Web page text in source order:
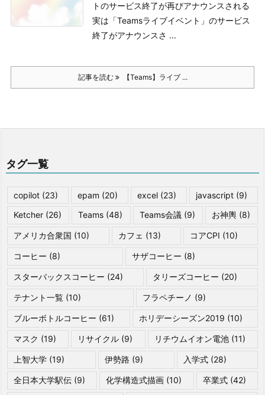
トのサービス終了が再びアナウンスされる
実は「Teamsライブイベント」のサービス
終了がアナウンスさ ...
記事を読む 【Teams】ライブ ...
タグ一覧
copilot (23) epam (20) excel (23) javascript (9)
Ketcher (26) Teams (48) Teams会議 (9) お神輿(8)
アメリカ合衆国 (10) カフェ (13) コアCPI (10)
コーヒー (8) サザコーヒー (8)
スターバックスコーヒー (24) タリーズコーヒー (20)
テナント一覧 (10) フラペチーノ (9)
ブルーボトルコーヒー (61) ホリデーシーズン2019 (10)
マスク (19) リサイクル (9) リチウムイオン電池(11)
上智大学 (19) 伊勢路 (9) 入学式 (28)
全日本大学駅伝 (9) 化学構造式描画 (10) 卒業式(42)